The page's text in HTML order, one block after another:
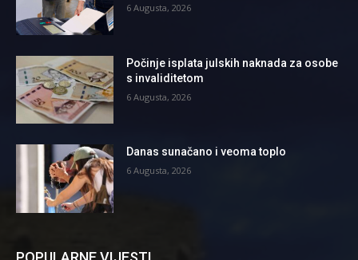
6 Augusta, 2026
Počinje isplata julskih naknada za osobe
s invaliditetom
6 Augusta, 2026
Danas sunačano i veoma toplo
6 Augusta, 2026